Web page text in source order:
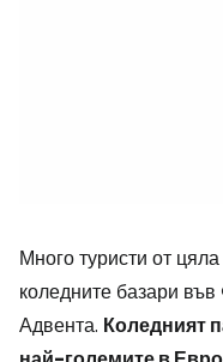
Много туристи от
коледните базари
Адвента. Коледният